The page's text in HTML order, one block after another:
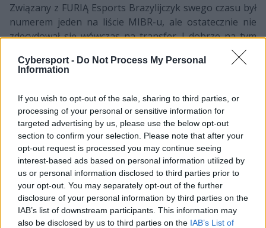
Cybersport - Do Not Process My Personal
Information
If you wish to opt-out of the sale, sharing to third parties, or
processing of your personal or sensitive information for
targeted advertising by us, please use the below opt-out
section to confirm your selection. Please note that after your
opt-out request is processed you may continue seeing
interest-based ads based on personal information utilized by
us or personal information disclosed to third parties prior to
your opt-out. You may separately opt-out of the further
disclosure of your personal information by third parties on the
IAB’s list of downstream participants. This information may
also be disclosed by us to third parties on the IAB’s List of
Związany z FURIĄ Esports Brazylijczyk swego czasu był
numerem jeden na liście MIBR-u, ale ostatecznie nie
zdecydował się wówczas na transfer. I dobrze na tym
wyszedł, bo dziś to jego FURIA jest najlepszą formacją z
Kraju Kawy. Ba, 22-latek i jego koledzy to obecnie ścisła
Cerato. To m.in. dzięki jego świetnej postawie drużyna
dotarła do najlepszej czwórki 13. sezonu ESL Pro
League, za co KSCEARTO został przez HLTV
nagrodzony tytułem EVP. Podobne wyróżnienie
otrzymał również przy okazji DreamHack Masters
Spring. I nic dziwnego, bo na dużych turniejach
brazylijski strzelec pokazywał pełnię swojego
potencjału. To właśnie na najważniejszych imprezach
wypracował on rating 1,20, co było czwartym wynikiem
w sezonie 2021.